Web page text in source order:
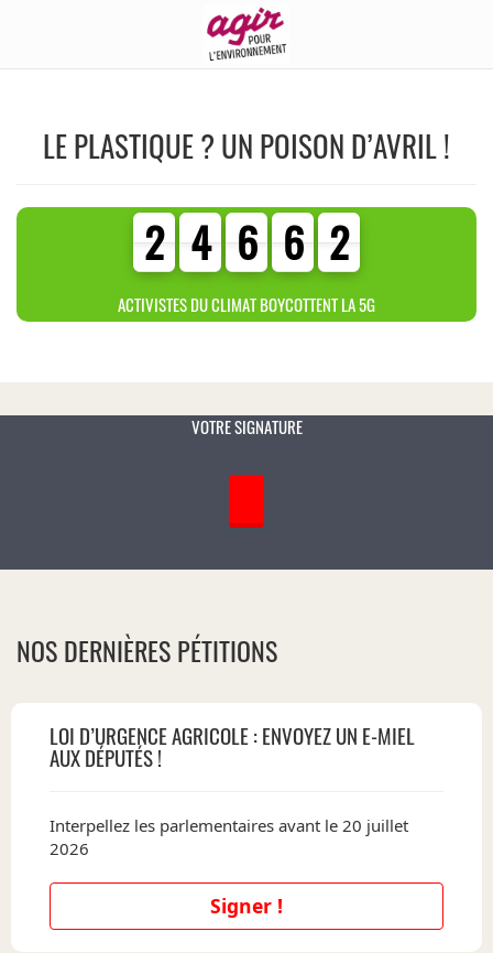
LE PLASTIQUE ? UN POISON D’AVRIL !
2
2 4
3
4 6
0
6 6
3
6 2
1
2
ACTIVISTES DU CLIMAT BOYCOTTENT LA 5G
VOTRE SIGNATURE
NOS DERNIÈRES PÉTITIONS
LOI D’URGENCE AGRICOLE : ENVOYEZ UN E-MIEL
AUX DÉPUTÉS !
Interpellez les parlementaires avant le 20 juillet
2026
Signer !